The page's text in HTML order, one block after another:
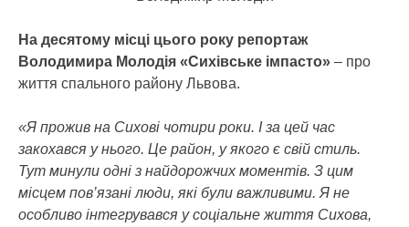
На десятому місці цього року репортаж
Володимира Молодія «Сихівське імпасто» – про
життя спального району Львова.
«Я прожив на Сихові чотири роки. І за цей час
закохався у нього. Це район, у якого є свій стиль.
Тут минули одні з найдорожчих моментів. З цим
місцем пов’язані люди, які були важливими. Я не
особливо інтегрувався у соціальне життя Сихова,